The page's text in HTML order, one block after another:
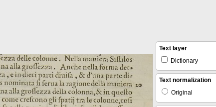
Text layer
Dictionary
Text normalization
Original